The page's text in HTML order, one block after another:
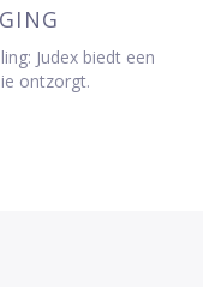
Judex biedt een
ontzorgt.